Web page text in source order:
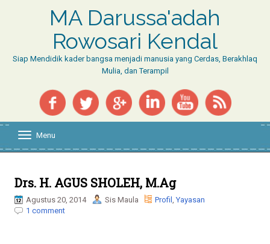
MA Darussa'adah
Rowosari Kendal
Siap Mendidik kader bangsa menjadi manusia yang Cerdas, Berakhlaq
Mulia, dan Terampil
e
n
Menu
Drs. H. AGUS SHOLEH, M.Ag
Agustus 20, 2014 Sis Maula Profil ,Yayasan
1 comment